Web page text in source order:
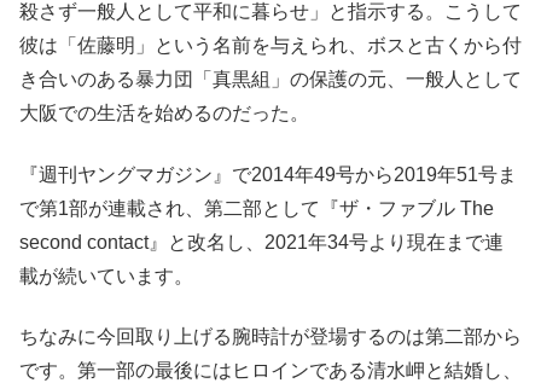
殺さず一般人として平和に暮らせ」と指示する。こうして
彼は「佐藤明」という名前を与えられ、ボスと古くから付
き合いのある暴力団「真黒組」の保護の元、一般人として
大阪での生活を始めるのだった。
『週刊ヤングマガジン』で2014年49号から2019年51号ま
で第1部が連載され、第二部として『ザ・ファブル The
second contact』と改名し、2021年34号より現在まで連
載が続いています。
ちなみに今回取り上げる腕時計が登場するのは第二部から
です。第一部の最後にはヒロインである清水岬と結婚し、